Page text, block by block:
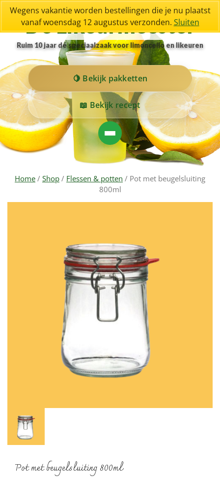
De Likeurmeester
Ruim 10 jaar dé speciaalzaak voor limoncello en likeuren
Bekijk pakketten
Bekijk recept
Home / Shop / Flessen & potten / Pot met beugelsluiting
800ml
Pot met beugelsluiting 800ml
Wegens vakantie worden bestellingen die je nu plaatst
vanaf woensdag 12 augustus verzonden. Sluiten